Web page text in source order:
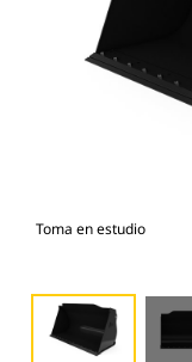
Toma en estudio